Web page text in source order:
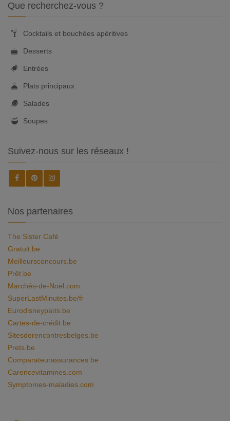
Que recherchez-vous ?
Cocktails et bouchées apéritives
Desserts
Entrées
Plats principaux
Salades
Soupes
Suivez-nous sur les réseaux !
Nos partenaires
The Sister Café
Gratuit.be
Meilleursconcours.be
Prêt.be
Marchés-de-Noël.com
SuperLastMinutes.be/fr
Eurodisneyparis.be
Cartes-de-crédit.be
Sitesderencontresbelges.be
Prets.be
Comparateurassurances.be
Carencevitamines.com
Symptomes-maladies.com